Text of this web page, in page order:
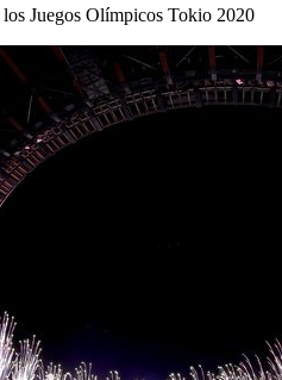
Juegos Olímpicos Tokio 2020